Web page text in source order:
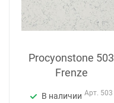
Procyonstone 503
Frenze
В наличии Арт. 503